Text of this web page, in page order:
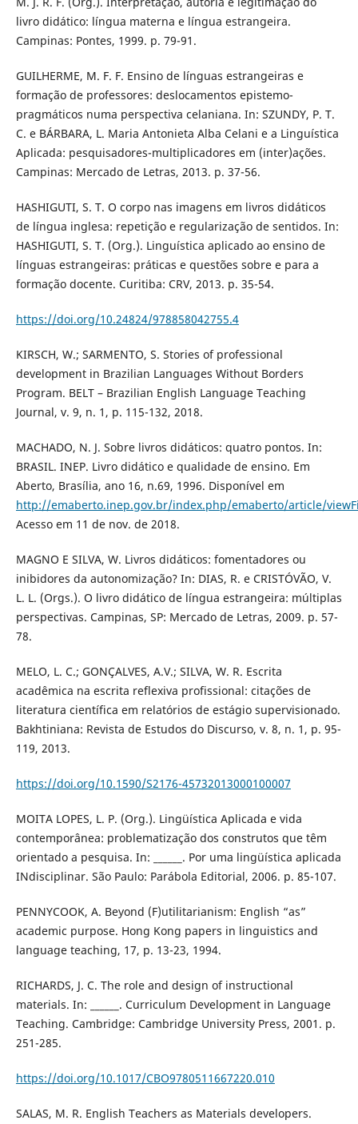
livro didático: língua materna e língua estrangeira.
Campinas: Pontes, 1999. p. 79-91.
GUILHERME, M. F. F. Ensino de línguas estrangeiras e
formação de professores: deslocamentos epistemo-
pragmáticos numa perspectiva celaniana. In: SZUNDY, P. T.
C. e BÁRBARA, L. Maria Antonieta Alba Celani e a Linguística
Aplicada: pesquisadores-multiplicadores em (inter)ações.
Campinas: Mercado de Letras, 2013. p. 37-56.
HASHIGUTI, S. T. O corpo nas imagens em livros didáticos
de língua inglesa: repetição e regularização de sentidos. In:
HASHIGUTI, S. T. (Org.). Linguística aplicado ao ensino de
línguas estrangeiras: práticas e questões sobre e para a
formação docente. Curitiba: CRV, 2013. p. 35-54.
https://doi.org/10.24824/978858042755.4
KIRSCH, W.; SARMENTO, S. Stories of professional
development in Brazilian Languages Without Borders
Program. BELT – Brazilian English Language Teaching
Journal, v. 9, n. 1, p. 115-132, 2018.
MACHADO, N. J. Sobre livros didáticos: quatro pontos. In:
BRASIL. INEP. Livro didático e qualidade de ensino. Em
Aberto, Brasília, ano 16, n.69, 1996. Disponível em
http://emaberto.inep.gov.br/index.php/emaberto/article/
Acesso em 11 de nov. de 2018.
MAGNO E SILVA, W. Livros didáticos: fomentadores ou
inibidores da autonomização? In: DIAS, R. e CRISTÓVÃO, V.
L. L. (Orgs.). O livro didático de língua estrangeira: múltiplas
perspectivas. Campinas, SP: Mercado de Letras, 2009. p. 57-
78.
MELO, L. C.; GONÇALVES, A.V.; SILVA, W. R. Escrita
acadêmica na escrita reflexiva profissional: citações de
literatura científica em relatórios de estágio supervisionado.
Bakhtiniana: Revista de Estudos do Discurso, v. 8, n. 1, p. 95-
119, 2013.
https://doi.org/10.1590/S2176-45732013000100007
MOITA LOPES, L. P. (Org.). Lingüística Aplicada e vida
contemporânea: problematização dos construtos que têm
orientado a pesquisa. In: ______. Por uma lingüística aplicada
INdisciplinar. São Paulo: Parábola Editorial, 2006. p. 85-107.
PENNYCOOK, A. Beyond (F)utilitarianism: English “as”
academic purpose. Hong Kong papers in linguistics and
language teaching, 17, p. 13-23, 1994.
RICHARDS, J. C. The role and design of instructional
materials. In: ______. Curriculum Development in Language
Teaching. Cambridge: Cambridge University Press, 2001. p.
251-285.
https://doi.org/10.1017/CBO9780511667220.010
SALAS, M. R. English Teachers as Materials developers.